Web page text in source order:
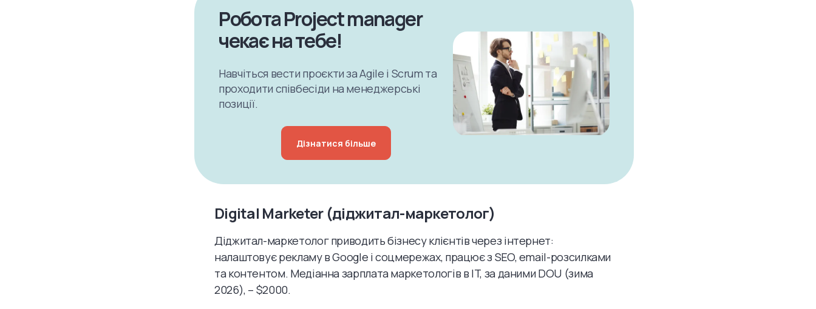
Робота Project manager
чекає на тебе!
Навчіться вести проєкти за Agile і Scrum та
проходити співбесіди на менеджерські
позиції.
Дізнатися більше
Digital Marketer (діджитал-маркетолог)
Діджитал-маркетолог приводить бізнесу клієнтів через інтернет:
налаштовує рекламу в Google і соцмережах, працює з SEO, email-розсилками
та контентом. Медіанна зарплата маркетологів в IT, за даними DOU (зима
2026), – $2000.